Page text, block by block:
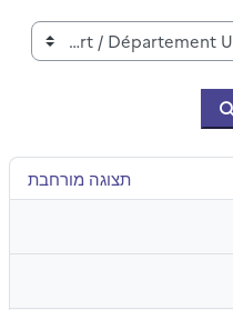
חיפוש קורסים
תצוגה מורחבת